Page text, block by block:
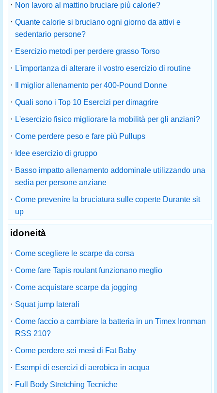
· Non lavoro al mattino bruciare più calorie?
· Quante calorie si bruciano ogni giorno da attivi e
sedentario persone?
· Esercizio metodi per perdere grasso Torso
· L'importanza di alterare il vostro esercizio di routine
·
Il miglior allenamento per 400-Pound Donne
· Quali sono i Top 10 Esercizi per dimagrire
· L'esercizio fisico migliorare la mobilità per gli anziani?
· Come perdere peso e fare più Pullups
· Idee esercizio di gruppo
· Basso impatto allenamento addominale utilizzando una
sedia per persone anziane
· Come prevenire la bruciatura sulle coperte Durante sit
up
idoneità
· Come scegliere le scarpe da corsa
· Come fare Tapis roulant funzionano meglio
· Come acquistare scarpe da jogging
· Squat jump laterali
· Come faccio a cambiare la batteria in un Timex Ironman
RSS 210?
· Come perdere sei mesi di Fat Baby
· Esempi di esercizi di aerobica in acqua
· Full Body Stretching Tecniche